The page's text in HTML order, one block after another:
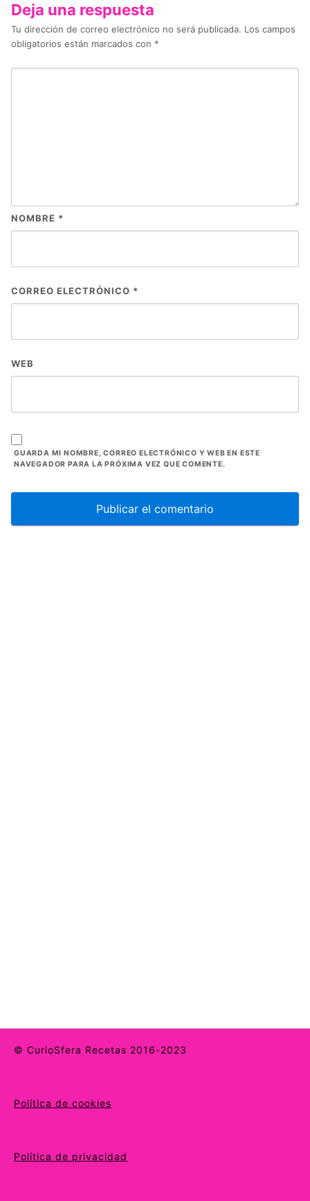
Deja una respuesta
Tu dirección de correo electrónico no será publicada. Los campos
obligatorios están marcados con *
NOMBRE *
CORREO ELECTRÓNICO *
WEB
GUARDA MI NOMBRE, CORREO ELECTRÓNICO Y WEB EN ESTE
NAVEGADOR PARA LA PRÓXIMA VEZ QUE COMENTE.
© CurioSfera Recetas 2016-2023
Política de cookies
Política de privacidad